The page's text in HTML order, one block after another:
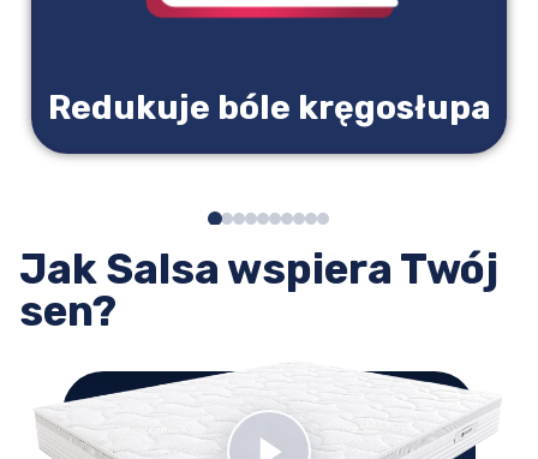
Redukuje bóle kręgosłupa
Jak Salsa wspiera Twój
sen?